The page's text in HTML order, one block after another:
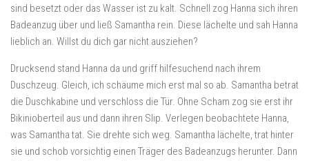
sind besetzt oder das Wasser ist zu kalt. Schnell zog Hanna sich ihren
Badeanzug über und ließ Samantha rein. Diese lächelte und sah Hanna
lieblich an. Willst du dich gar nicht ausziehen?
Drucksend stand Hanna da und griff hilfesuchend nach ihrem
Duschzeug. Gleich, ich schäume mich erst mal so ab. Samantha betrat
die Duschkabine und verschloss die Tür. Ohne Scham zog sie erst ihr
Bikinioberteil aus und dann ihren Slip. Verlegen beobachtete Hanna,
was Samantha tat. Sie drehte sich weg. Samantha lächelte, trat hinter
sie und schob vorsichtig einen Träger des Badeanzugs herunter. Dann